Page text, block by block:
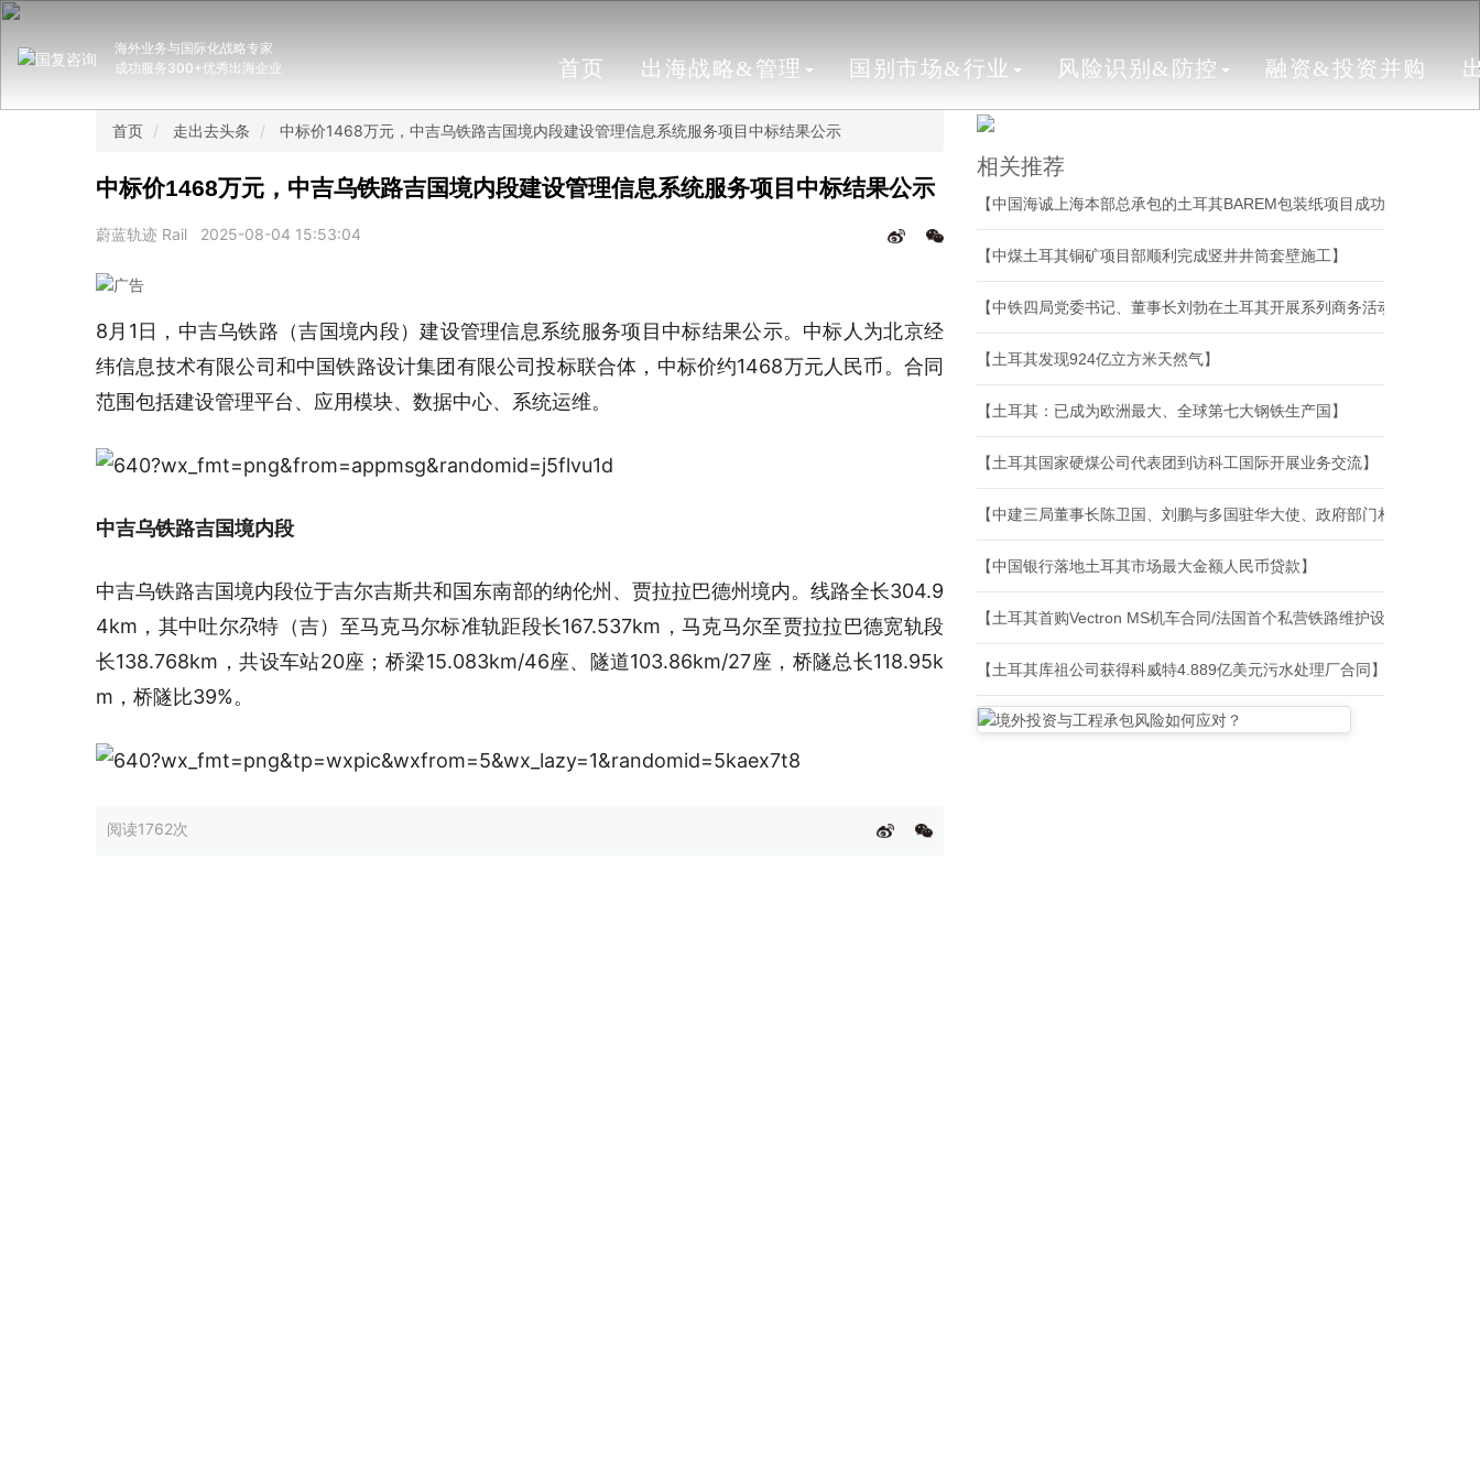
海外业务与国际化战略专家
成功服务300+优秀出海企业
首页 出海战略&管理 国别市场&行业 风险识别&防控 融资&投资并购
首页 走出去头条 中标价1468万元，中吉乌铁路吉国境内段建设管理信息系统服务项目中标结果公示
中标价1468万元，中吉乌铁路吉国境内段建设管理信息系统服务项目中标结果公示
蔚蓝轨迹 Rail 2025-08-04 15:53:04
8月1日，中吉乌铁路（吉国境内段）建设管理信息系统服务项目中标结果公示。中标人为北京经
纬信息技术有限公司和中国铁路设计集团有限公司投标联合体，中标价约1468万元人民币。合同
范围包括建设管理平台、应用模块、数据中心、系统运维。
中吉乌铁路吉国境内段
中吉乌铁路吉国境内段位于吉尔吉斯共和国东南部的纳伦州、贾拉拉巴德州境内。线路全长304.9
4km，其中吐尔尕特（吉）至马克马尔标准轨距段长167.537km，马克马尔至贾拉拉巴德宽轨段
长138.768km，共设车站20座；桥梁15.083km/46座、隧道103.86km/27座，桥隧总长118.95k
m，桥隧比39%。
阅读1762次
相关推荐
【中国海诚上海本部总承包的土耳其BAREM包装纸项目成功开机】
【中煤土耳其铜矿项目部顺利完成竖井井筒套壁施工】
【中铁四局党委书记、董事长刘勃在土耳其开展系列商务活动】
【土耳其发现924亿立方米天然气】
【土耳其：已成为欧洲最大、全球第七大钢铁生产国】
【土耳其国家硬煤公司代表团到访科工国际开展业务交流】
【中建三局董事长陈卫国、刘鹏与多国驻华大使、政府部门相关负责人、
【中国银行落地土耳其市场最大金额人民币贷款】
【土耳其首购Vectron MS机车合同/法国首个私营铁路维护设施建设合同/
【土耳其库祖公司获得科威特4.889亿美元污水处理厂合同】